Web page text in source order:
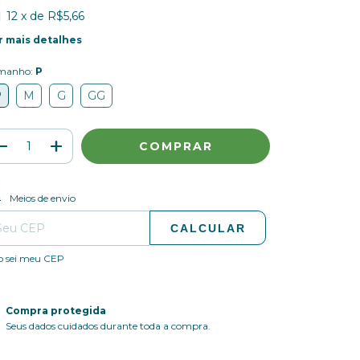
12 x de R$5,66
mais detalhes
P
M G GG
para o CEP:
Meios de envio
CALCULAR
sei meu CEP
Compra protegida
Seus dados cuidados durante toda a compra.